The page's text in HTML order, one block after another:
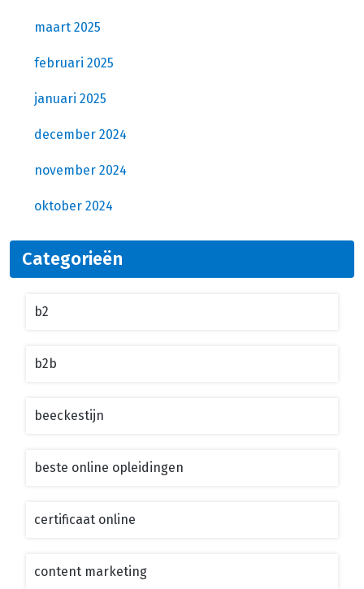
maart 2025
februari 2025
januari 2025
december 2024
november 2024
oktober 2024
Categorieën
b2
b2b
beeckestijn
beste online opleidingen
certificaat online
content marketing